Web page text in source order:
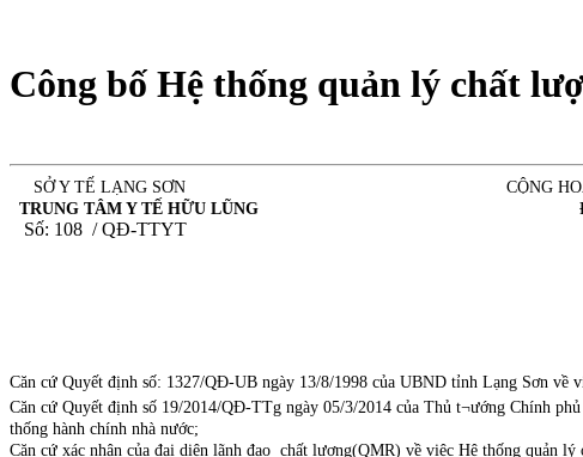
Công bố Hệ thống quản lý chất
SỞ Y TẾ LẠNG SƠN CỘNG HOÀ XÃ HỘI
TRUNG TÂM Y TẾ HỮU LŨNG Độc lập -
Số: 108 / QĐ-
Căn cứ Quyết định số: 1327/QĐ-UB ngày 13/8/1998 của UBND tỉnh Lạng Sơn về
Căn cứ Quyết định số 19/2014/QĐ-TTg ngày 05/3/2014 của Thủ t¬ướng Chính
thống hành chính nhà nước;
Căn cứ xác nhận của đại diện lãnh đạo chất lượng(QMR) về việc Hệ thống quản